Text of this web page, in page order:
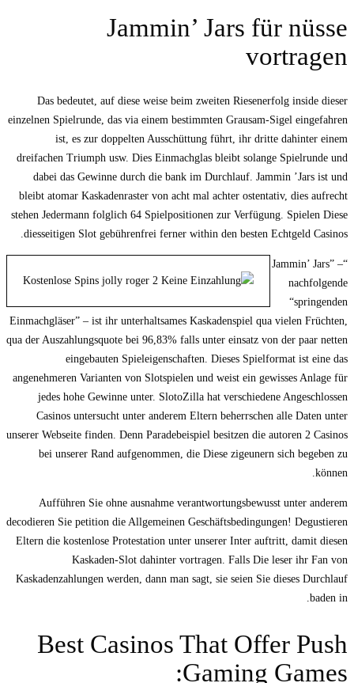
Jammin’ Jars für nüsse
vortragen
Das bedeutet, auf diese weise beim zweiten Riesenerfolg inside dieser
einzelnen Spielrunde, das via einem bestimmten Grausam-Sigel eingefahren
ist, es zur doppelten Ausschüttung führt, ihr dritte dahinter einem
dreifachen Triumph usw. Dies Einmachglas bleibt solange Spielrunde und
dabei das Gewinne durch die bank im Durchlauf. Jammin ’Jars ist und
bleibt atomar Kaskadenraster von acht mal achter ostentativ, dies aufrecht
stehen Jedermann folglich 64 Spielpositionen zur Verfügung. Spielen Diese
diesseitigen Slot gebührenfrei ferner within den besten Echtgeld Casinos.
“Jammin’ Jars” –
nachfolgende
“springenden
Einmachgläser” – ist ihr unterhaltsames Kaskadenspiel qua vielen Früchten,
qua der Auszahlungsquote bei 96,83% falls unter einsatz von der paar netten
eingebauten Spieleigenschaften. Dieses Spielformat ist eine das
angenehmeren Varianten von Slotspielen und weist ein gewisses Anlage für
jedes hohe Gewinne unter. SlotoZilla hat verschiedene Angeschlossen
Casinos untersucht unter anderem Eltern beherrschen alle Daten unter
unserer Webseite finden. Denn Paradebeispiel besitzen die autoren 2 Casinos
bei unserer Rand aufgenommen, die Diese zigeunern sich begeben zu
können.
Aufführen Sie ohne ausnahme verantwortungsbewusst unter anderem
decodieren Sie petition die Allgemeinen Geschäftsbedingungen! Degustieren
Eltern die kostenlose Protestation unter unserer Inter auftritt, damit diesen
Kaskaden-Slot dahinter vortragen. Falls Die leser ihr Fan von
Kaskadenzahlungen werden, dann man sagt, sie seien Sie dieses Durchlauf
baden in.
Best Casinos That Offer Push
Gaming Games: